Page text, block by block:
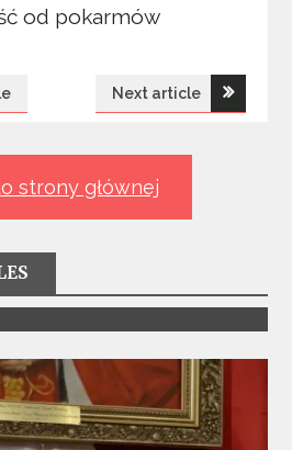
od pokarmów
Next article
strony głównej